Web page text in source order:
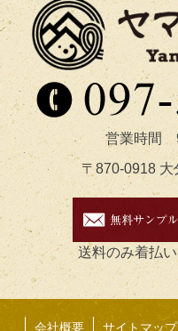
営業時間
〒870-0918
送料のみ着払
会社概要 サイトマップ